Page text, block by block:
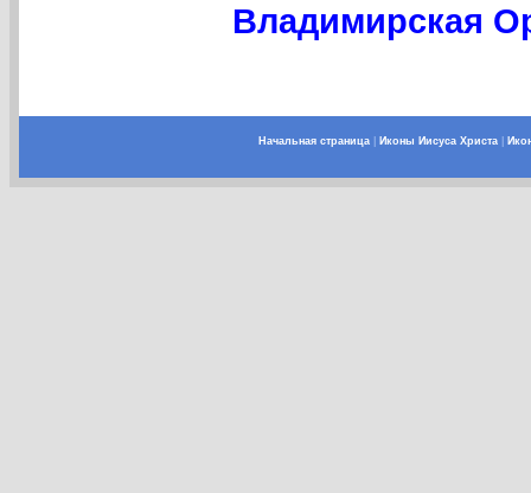
Владимирская
Начальная страница| Иконы Иисуса Христа|